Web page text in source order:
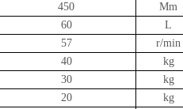
450
Mm
60
L
57
r/min
40
kg
30
kg
20
kg